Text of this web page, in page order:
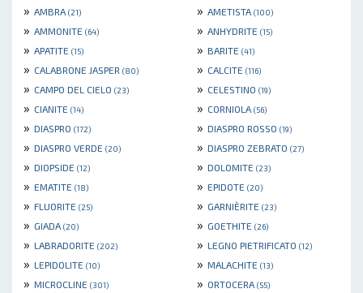
» AMBRA (21) » AMETISTA (100)
» AMMONITE (64) » ANHYDRITE (15)
» APATITE (15) » BARITE (41)
» CALABRONE JASPER (80) » CALCITE (116)
» CAMPO DEL CIELO (23) » CELESTINO (19)
» CIANITE (14) » CORNIOLA (56)
» DIASPRO (172) » DIASPRO ROSSO (19)
» DIASPRO VERDE (20) » DIASPRO ZEBRATO (27)
» DIOPSIDE (12) » DOLOMITE (23)
» EMATITE (18) » EPIDOTE (20)
» FLUORITE (25) » GARNIÈRITE (23)
» GIADA (20) » GOETHITE (26)
» LABRADORITE (202) » LEGNO PIETRIFICATO (12)
» LEPIDOLITE (10) » MALACHITE (13)
» MICROCLINE (301) » ORTOCERA (55)